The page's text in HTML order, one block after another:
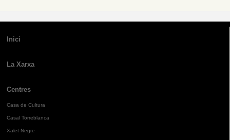
Inici
La Xarxa
Centres
Casa de Cultura
Casal Torreblanca
Xalet Negre